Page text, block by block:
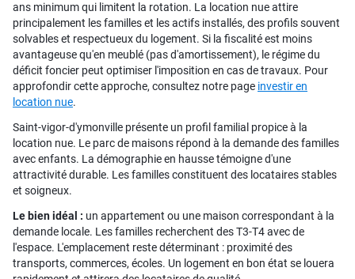
ans minimum qui limitent la rotation. La location nue attire
principalement les familles et les actifs installés, des profils souvent
solvables et respectueux du logement. Si la fiscalité est moins
avantageuse qu'en meublé (pas d'amortissement), le régime du
déficit foncier peut optimiser l'imposition en cas de travaux. Pour
approfondir cette approche, consultez notre page investir en
location nue.
Saint-vigor-d'ymonville présente un profil familial propice à la
location nue. Le parc de maisons répond à la demande des familles
avec enfants. La démographie en hausse témoigne d'une
attractivité durable. Les familles constituent des locataires stables
et soigneux.
Le bien idéal : un appartement ou une maison correspondant à la
demande locale. Les familles recherchent des T3-T4 avec de
l'espace. L'emplacement reste déterminant : proximité des
transports, commerces, écoles. Un logement en bon état se louera